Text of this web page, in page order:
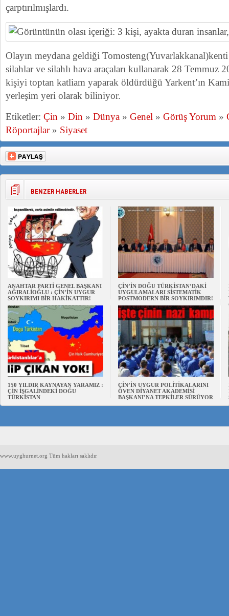
çarptırılmışlardı.
Olayın meydana geldiği
silahlar ve silahlı hava araçaları kullanarak 28 Temmuz
kişiyi toptan katliam yaparak öldürdüğü Yarkent’ın
yerleşim yeri olarak biliniyor.
Etiketler: Çin » Din » Dünya » Genel » Görüş Yorum »
Röportajlar» Siyaset
BENZER HABERLER
ANAHTAR PARTİ GENEL BAŞKANI
AĞIRALİOĞLU : ÇİN’İN UYGUR
SOYKIRIMI BİR HAKİKATTIR!
ÇİN’İN DOĞU TÜRKİSTAN’DAKİ
UYGULAMALARI SİSTEMATİK
POSTMODERN BİR SOYKIRIMDIR!
150 YILDIR KAYNAYAN YARAMIZ :
ÇİN İŞGALİNDEKİ DOĞU
TÜRKİSTAN
ÇİN’İN UYGUR POLİTİKALARINI
ÖVEN DİYANET AKADEMİSİ
BAŞKANI’NA TEPKİLER SÜRÜYOR
www.uyghurnet.org Tüm hakları saklıdır